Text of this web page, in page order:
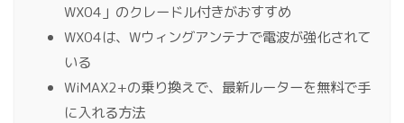
WX04」のクレードル付きがおすすめ
WX04は、Wウィングアンテナで電波が強化されて
いる
WiMAX2+の乗り換えで、最新ルーターを無料で手
に入れる方法